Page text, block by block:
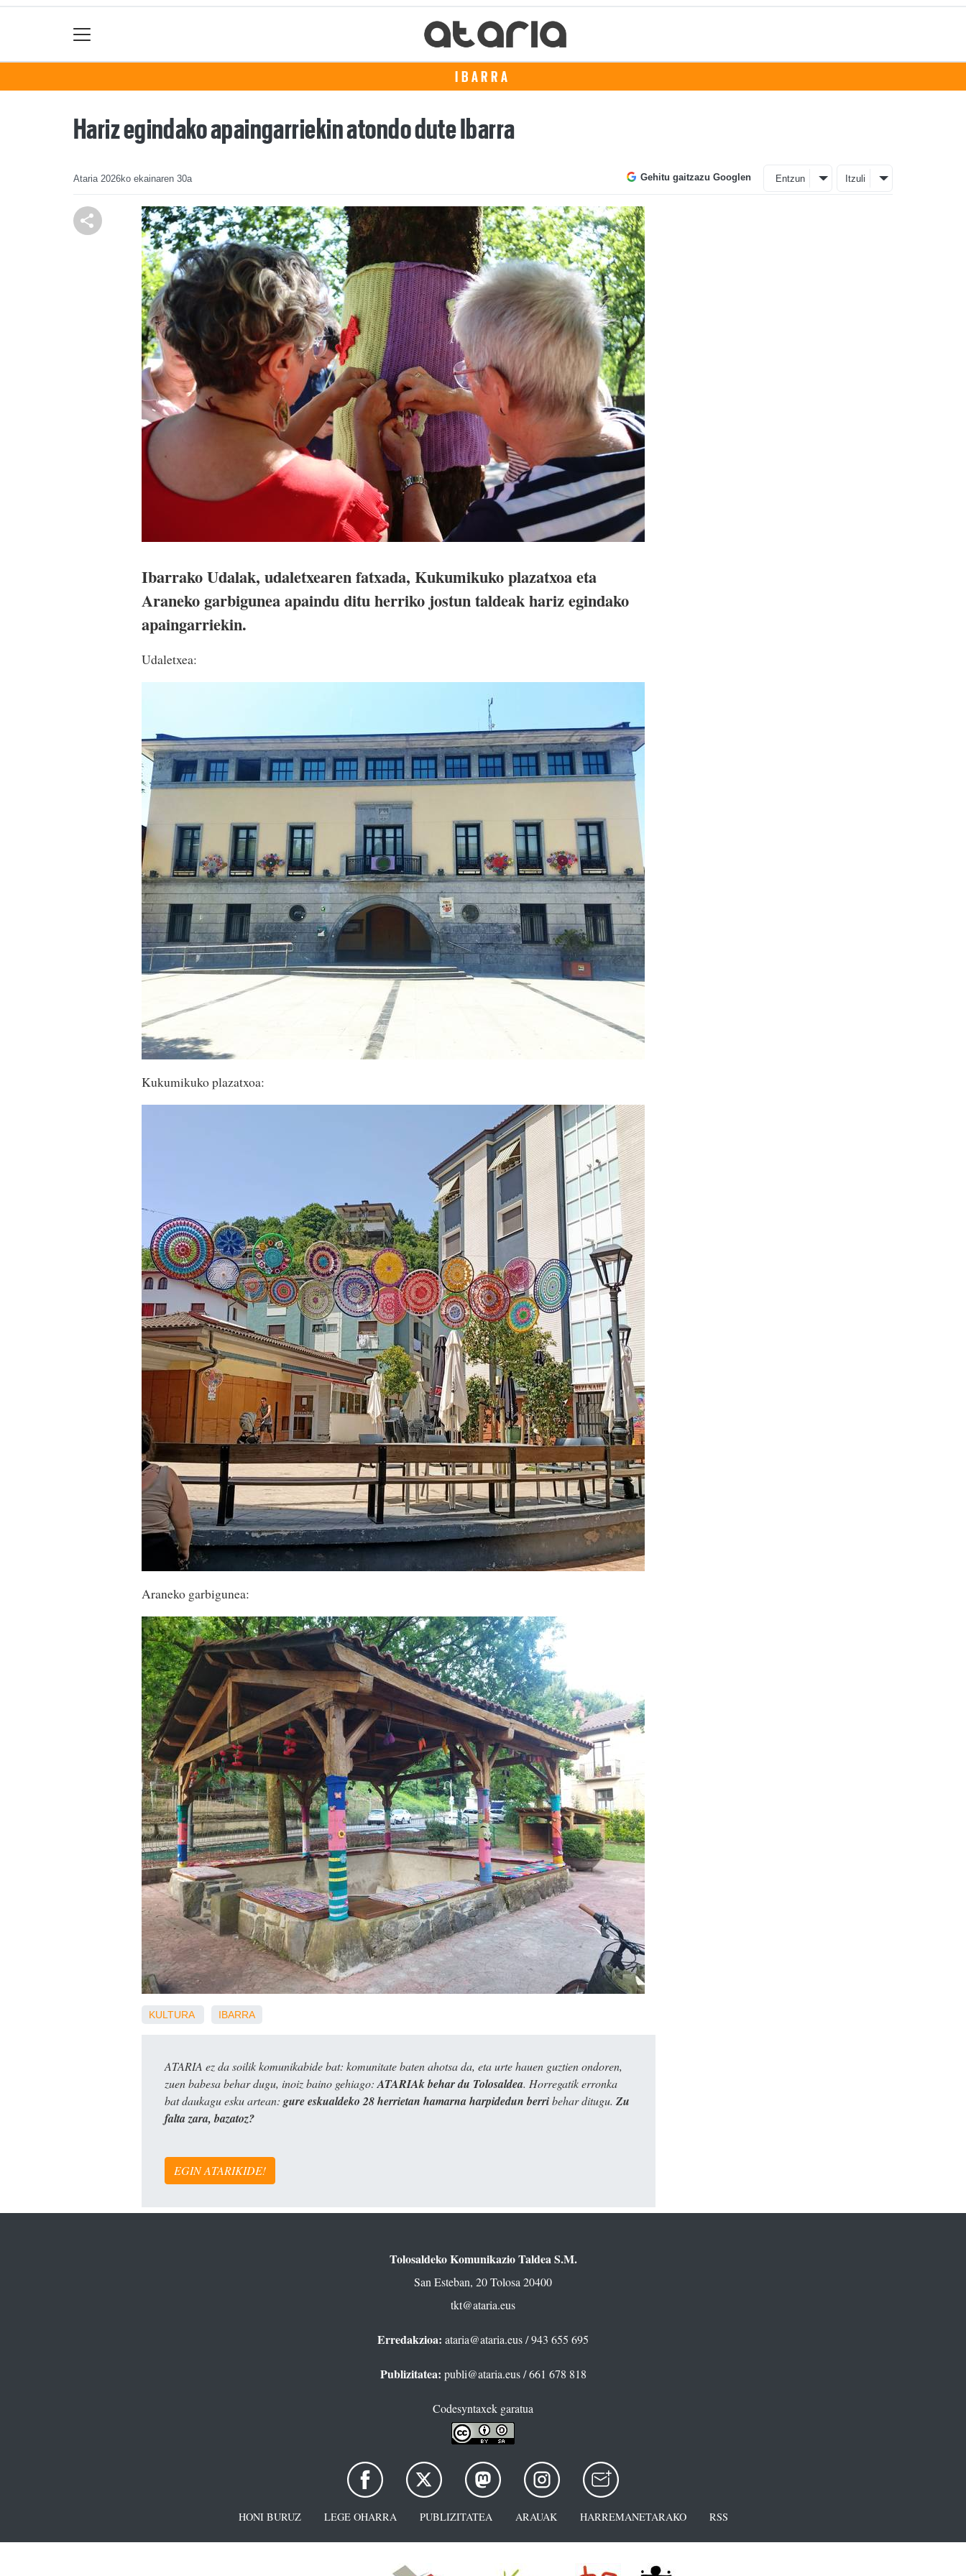
IBARRA
Hariz egindako apaingarriekin atondo dute Ibarra
Ataria 2026ko ekainaren 30a Gehitu gaitzazu Googlen Entzun Itzuli
Ibarrako Udalak, udaletxearen fatxada, Kukumikuko plazatxoa eta
Araneko garbigunea apaindu ditu herriko jostun taldeak hariz egindako
apaingarriekin.
Udaletxea:
Kukumikuko plazatxoa:
Araneko garbigunea:
KULTURA IBARRA
ATARIA ez da soilik komunikabide bat: komunitate baten ahotsa da, eta urte hauen guztien ondoren,
zuen babesa behar dugu, inoiz baino gehiago:ATARIAk behar du Tolosaldea. Horregatik erronka
bat daukagu esku artean: gure eskualdeko 28 herrietan hamarna harpidedun berribehar ditugu. Zu
falta zara, bazatoz?
EGIN ATARIKIDE!
Tolosaldeko Komunikazio Taldea S.M.
San Esteban, 20 Tolosa 20400
tkt@ataria.eus
Erredakzioa: ataria@ataria.eus/ 943 655 695
Publizitatea: publi@ataria.eus/ 661 678 818
Codesyntaxek garatua
HONI BURUZ LEGE OHARRA PUBLIZITATEA ARAUAK HARREMANETARAKO RSS